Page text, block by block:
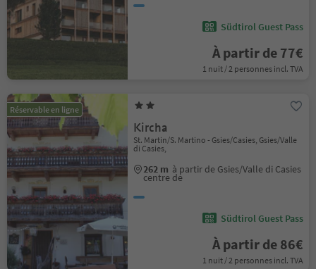
Südtirol Guest Pass
À partir de 77€
1 nuit / 2 personnes incl. TVA
Réservable en ligne
Kircha
St. Martin/S. Martino - Gsies/Casies, Gsies/Valle
di Casies,
262 m à partir de Gsies/Valle di Casies
centre de
Südtirol Guest Pass
À partir de 86€
1 nuit / 2 personnes incl. TVA